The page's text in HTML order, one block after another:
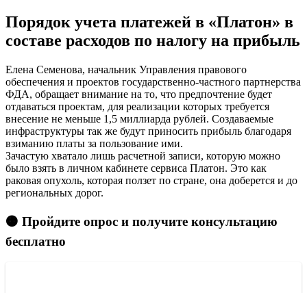
Порядок учета платежей в «Платон» в
составе расходов по налогу на прибыль
Елена Семенова, начальник Управления правового
обеспечения и проектов государственно-частного партнерства
ФДА, обращает внимание на то, что предпочтение будет
отдаваться проектам, для реализации которых требуется
внесение не меньше 1,5 миллиарда рублей. Создаваемые
инфраструктуры так же будут приносить прибыль благодаря
взиманию платы за пользование ими.
Зачастую хватало лишь расчетной записи, которую можно
было взять в личном кабинете сервиса Платон. Это как
раковая опухоль, которая ползет по стране, она доберется и до
региональных дорог.
🟠 Пройдите опрос и получите консультацию
бесплатно